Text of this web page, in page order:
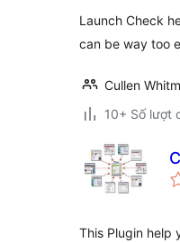
Launch Check
can be way too
Cullen
10+ Số lượt
This Plugin help